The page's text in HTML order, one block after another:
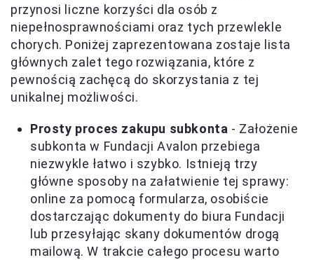
przynosi liczne korzyści dla osób z
niepełnosprawnościami oraz tych przewlekle
chorych. Poniżej zaprezentowana zostaje lista
głównych zalet tego rozwiązania, które z
pewnością zachęcą do skorzystania z tej
unikalnej możliwości.
Prosty proces zakupu subkonta - Założenie
subkonta w Fundacji Avalon przebiega
niezwykle łatwo i szybko. Istnieją trzy
główne sposoby na załatwienie tej sprawy:
online za pomocą formularza, osobiście
dostarczając dokumenty do biura Fundacji
lub przesyłając skany dokumentów drogą
mailową. W trakcie całego procesu warto